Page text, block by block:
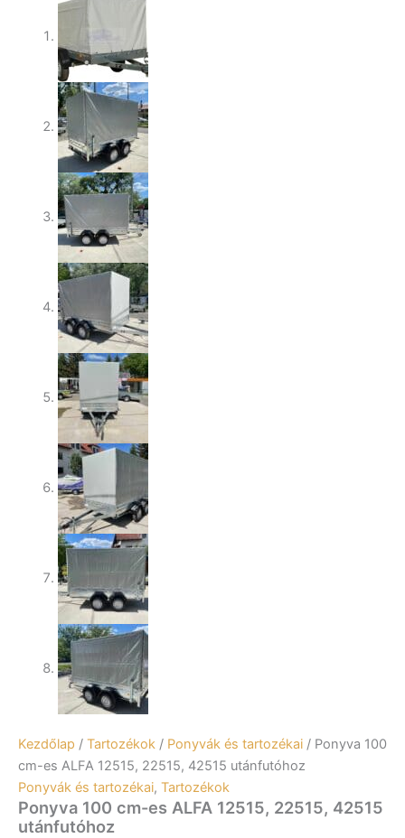
Kezdőlap / Tartozékok / Ponyvák és tartozékai / Ponyva 100
cm-es ALFA 12515, 22515, 42515 utánfutóhoz
Ponyvák és tartozékai, Tartozékok
Ponyva 100 cm-es ALFA 12515, 22515, 42515
utánfutóhoz